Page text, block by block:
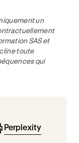
un
SAS et
toute
qui
Perplexity